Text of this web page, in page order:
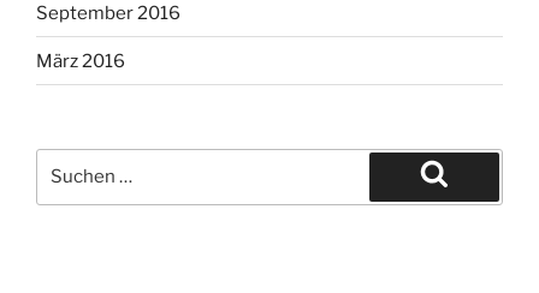
September 2016
März 2016
nach:
Suchen